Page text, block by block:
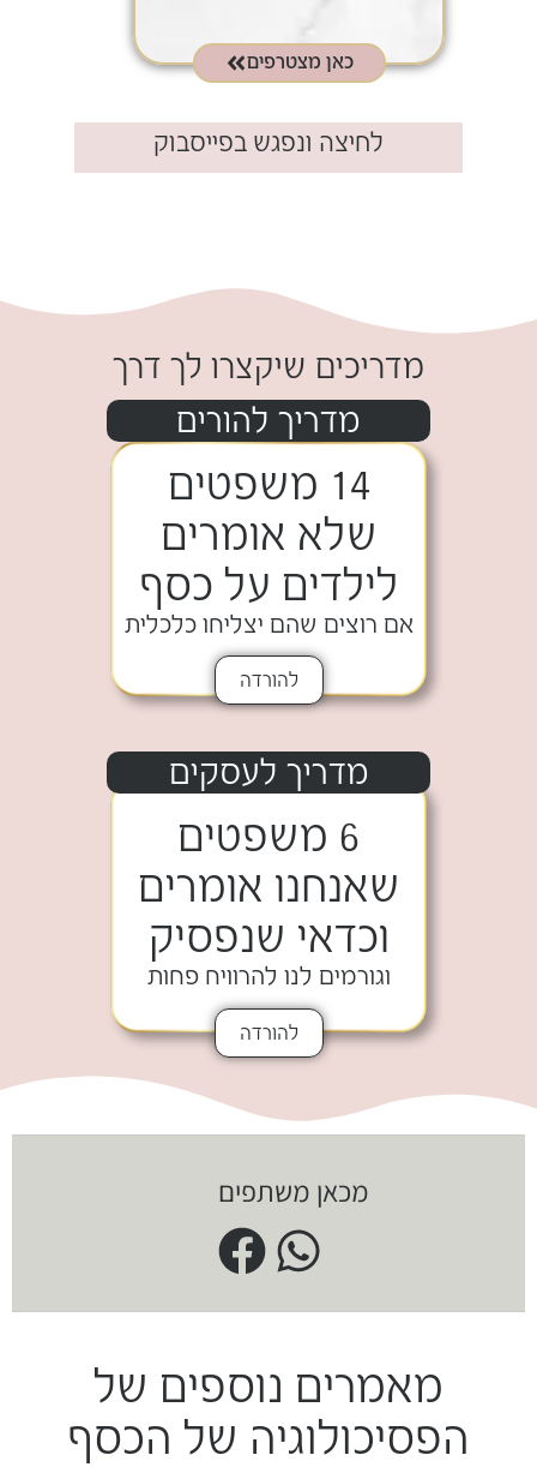
כאן מצטרפים
לחיצה ונפגש בפייסבוק​
מדריכים שיקצרו לך דרך
מדריך להורים
14 משפטים
שלא אומרים
לילדים על כסף
אם רוצים שהם יצליחו כלכלית
להורדה
מדריך לעסקים
6 משפטים
שאנחנו אומרים
וכדאי שנפסיק
וגורמים לנו להרוויח פחות
להורדה
מכאן משתפים
מאמרים נוספים של
הפסיכולוגיה של הכסף